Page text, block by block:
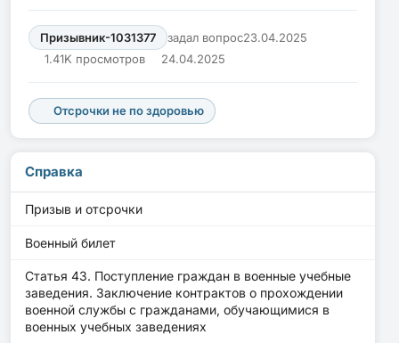
Призывник-1031377 задал вопрос23.04.2025
1.41K просмотров
24.04.2025
Отсрочки не по здоровью
Справка
Призыв и отсрочки
Военный билет
Статья 43. Поступление граждан в военные учебные
заведения. Заключение контрактов о прохождении
военной службы с гражданами, обучающимися в
военных учебных заведениях